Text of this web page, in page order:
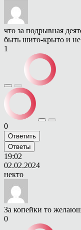
что за подрывная
быть шито-крыто и
1
0
Ответить
Ответы
19:02
02.02.2024
некто
За копейки то
0